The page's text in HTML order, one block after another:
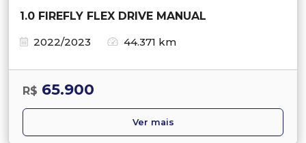
1.0 FIREFLY FLEX DRIVE MANUAL
2022/2023
44.371 km
R$ 65.900
Ver mais